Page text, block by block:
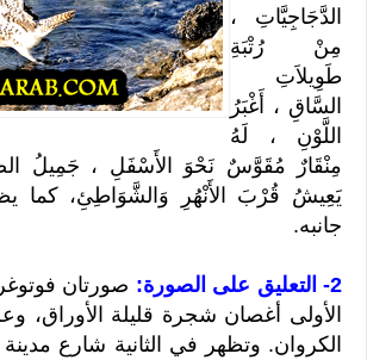
الدَّجَاجِيَّاتِ ،
مِنْ رُتْبَةِ
طَوِيلاَتِ
السَّاقِ ، أَغْبَرُ
اللَّوْنِ ، لَهُ
مِنْقَارٌ مُقَوَّسٌ نَحْوَ الأَسْفَلِ ، جَمِيلُ
يَعِيشُ قُرْبَ الأَنْهُرِ وَالشَّوَاطِئِ، كما
جانبه.
2- التعليق على الصورة:
صورتان
الأولى أغصان شجرة قليلة الأوراق،
الكروان. وتظهر في الثانية شارع